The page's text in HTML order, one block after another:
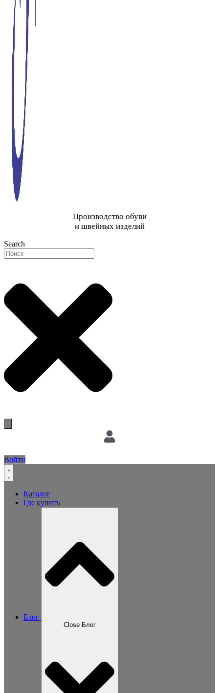
Производство обуви
и швейных изделий
Search
Войти
Каталог
Где купить
Блог
Close Блог